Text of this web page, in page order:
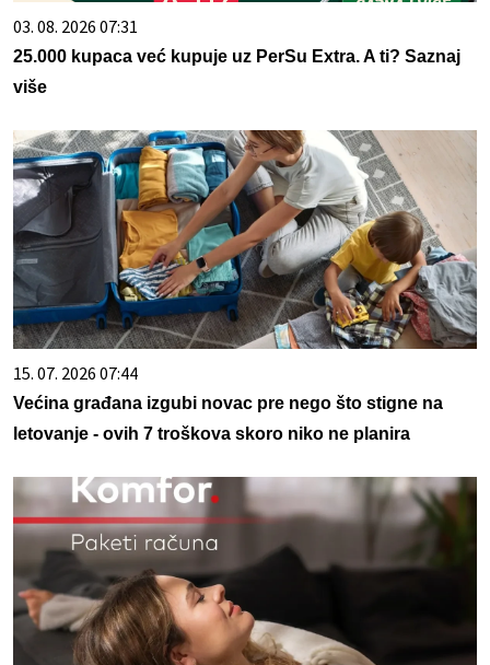
03. 08. 2026 07:31
25.000 kupaca već kupuje uz PerSu Extra. A ti? Saznaj
više
15. 07. 2026 07:44
Većina građana izgubi novac pre nego što stigne na
letovanje - ovih 7 troškova skoro niko ne planira